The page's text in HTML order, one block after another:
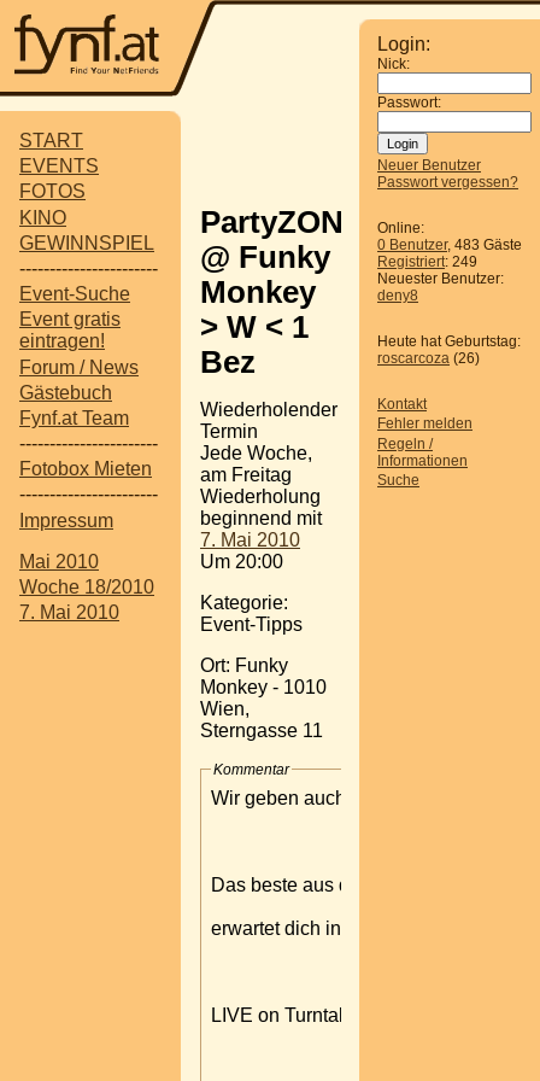
START
EVENTS
FOTOS
KINO
GEWINNSPIEL
-----------------------
Event-Suche
Event gratis
eintragen!
Forum / News
Gästebuch
Fynf.at Team
-----------------------
Fotobox Mieten
-----------------------
Impressum
Mai 2010
Woche 18/2010
7. Mai 2010
Login:
Nick:
Passwort:
Neuer Benutzer
Passwort vergessen?
Online:
0 Benutzer, 483 Gäste
Registriert: 249
Neuester Benutzer:
deny8
Heute hat Geburtstag:
roscarcoza (26)
Kontakt
Fehler melden
Regeln /
Informationen
Suche
PartyZONE
@ Funky
Monkey
> W < 1
Bez
Wiederholender
Termin
Jede Woche,
am Freitag
Wiederholung
beginnend mit
7. Mai 2010
Um 20:00
Kategorie:
Event-Tipps
Ort: Funky
Monkey - 1010
Wien,
Sterngasse 11
Kommentar
Wir geben auch diese Woche wieder
Das beste aus dem Hause "House -
erwartet dich in einer coolen
LIVE on Turntables: Dj.AndyZ // DJ